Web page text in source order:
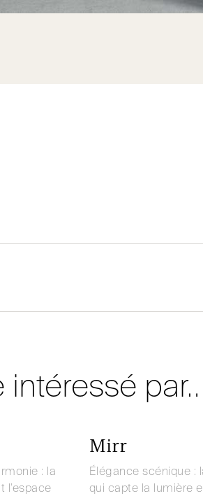
intéressé
: la
l’espace
Mirr
Élégance scénique :
qui capte la lumière